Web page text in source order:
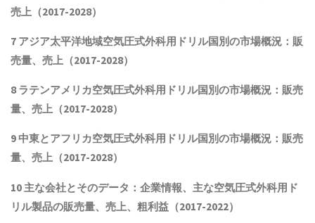
売上（2017-2028）
7 アジア太平洋地域空気圧式外科用ドリル国別の市場概況：販
売量、売上（2017-2028）
8ラテンアメリカ空気圧式外科用ドリル国別の市場概況：販売
量、売上（2017-2028）
9中東とアフリカ空気圧式外科用ドリル国別の市場概況：販売
量、売上（2017-2028）
10 主な会社とそのデータ：企業情報、主な空気圧式外科用ド
リル製品の販売量、売上、粗利益（2017-2022）